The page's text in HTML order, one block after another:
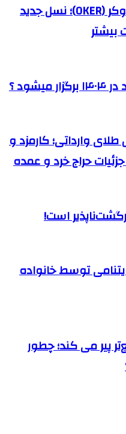
معرفی کرکره فولادی اوکر (OKER)؛ نسل جدید
بیشتر
؟
وارداتی؛ کارمزد و
حراج خرد و عمده
است!
توسط خانواده
پیر می کند؛ چطور